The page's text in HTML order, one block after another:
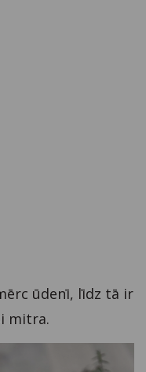
ūdenī, līdz tā ir
mitra.